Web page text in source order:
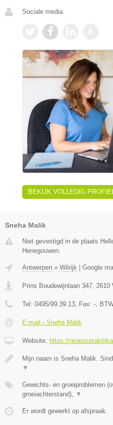
Sociale media:
BEKIJK VOLLEDIG
Sneha Malik
Niet gevestigd in de plaats
Henegouwen.
Antwerpen » Wilrijk Google
Prins Boudewijnlaan 347, 2610
Tel: 0495/99.39.13, Fax: -,
E-mail › Sneha Malik
Website: https://
Mijn naam is Sneha Malik.
▼
Gewichts- en groeiproblemen
groeiachterstand), ▼
Er wordt gewerkt op afspraak.